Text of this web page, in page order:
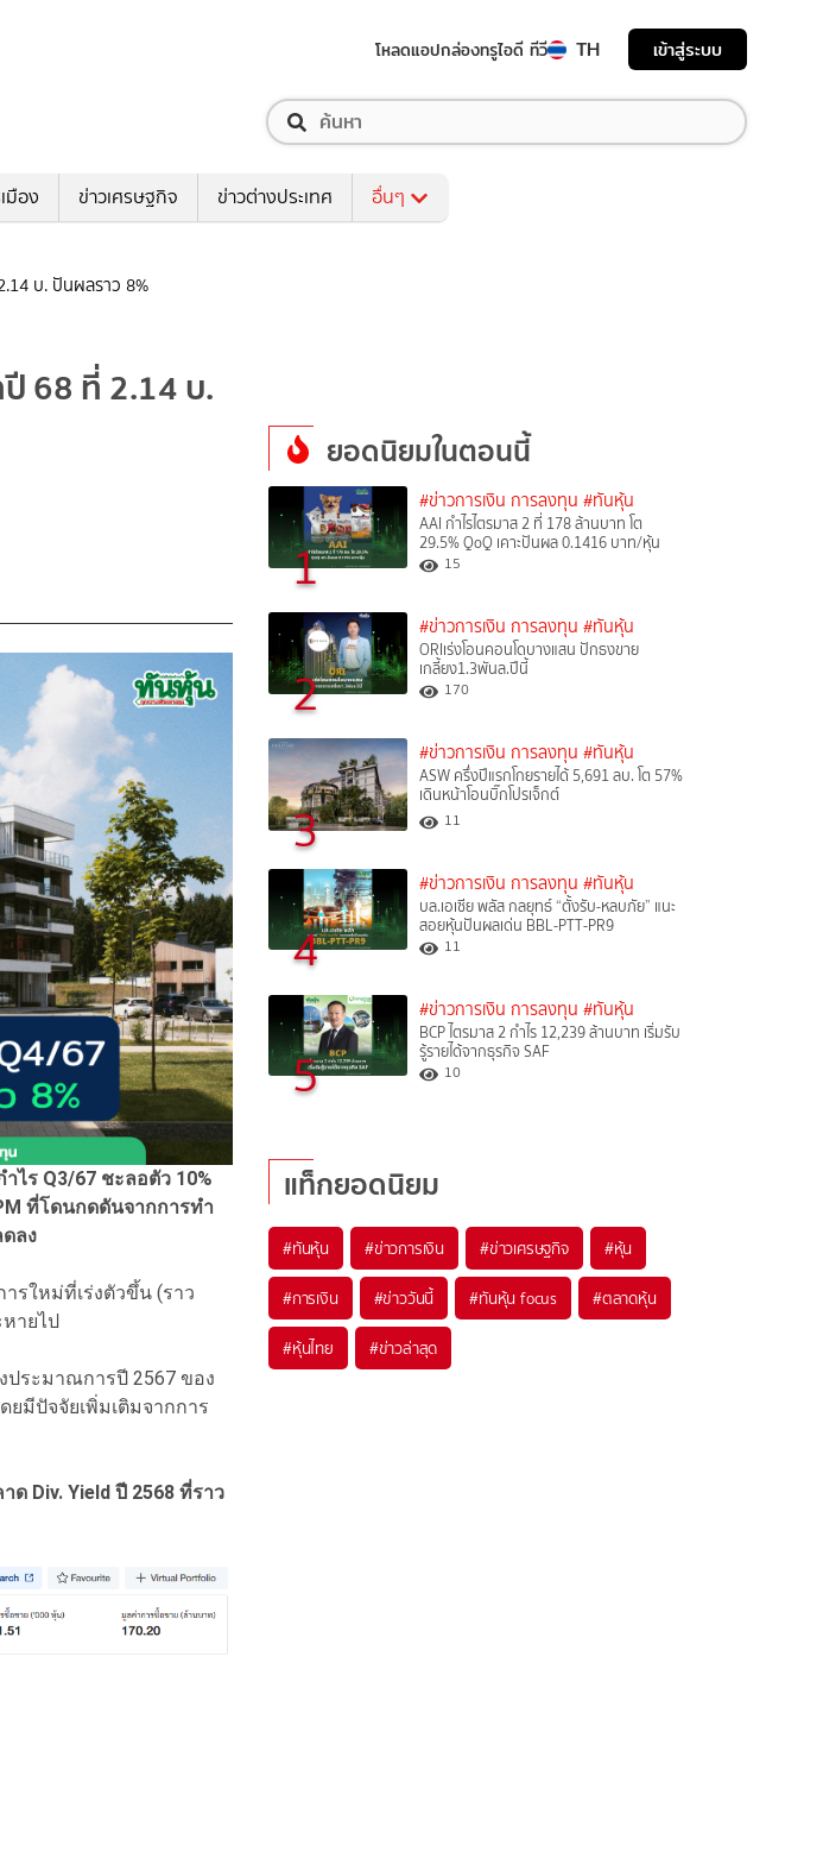
โหลดแอปกล่องทรูไอดี ทีวี TH เข้าสู่ระบบ
มือง ข่าวเศรษฐกิจ ข่าวต่างประเทศ อื่นๆ
บ. ปันผลราว 8%
ปี 68 ที่ 2.14 บ.
ร Q3/67 ชะลอตัว 10%
ที่โดนกดดันจากการทำ
ลง
รใหม่ที่เร่งตัวขึ้น (ราว
ายไป
ประมาณการปี 2567 ของ
ยมีปัจจัยเพิ่มเติมจากการ
Div. Yield ปี 2568 ที่ราว
ยอดนิยมในตอนนี้
1
#ข่าวการเงิน การลงทุน #ทันหุ้น
AAI กำไรไตรมาส 2 ที่ 178 ล้านบาท โต
29.5% QoQ เคาะปันผล 0.1416 บาท/หุ้น
15
2
#ข่าวการเงิน การลงทุน #ทันหุ้น
ORIเร่งโอนคอนโดบางแสน ปักธงขาย
เกลี้ยง1.3พันล.ปีนี้
170
3
#ข่าวการเงิน การลงทุน #ทันหุ้น
ASW ครึ่งปีแรกโกยรายได้ 5,691 ลบ. โต 57%
เดินหน้าโอนบิ๊กโปรเจ็กต์
11
4
#ข่าวการเงิน การลงทุน #ทันหุ้น
บล.เอเซีย พลัส กลยุทธ์ “ตั้งรับ-หลบภัย” แนะ
สอยหุ้นปันผลเด่น BBL-PTT-PR9
11
5
#ข่าวการเงิน การลงทุน #ทันหุ้น
BCP ไตรมาส 2 กำไร 12,239 ล้านบาท เริ่มรับ
รู้รายได้จากธุรกิจ SAF
10
แท็กยอดนิยม
#ทันหุ้น #ข่าวการเงิน #ข่าวเศรษฐกิจ #หุ้น
#การเงิน #ข่าววันนี้ #ทันหุ้น focus #ตลาดหุ้น
#หุ้นไทย #ข่าวล่าสุด